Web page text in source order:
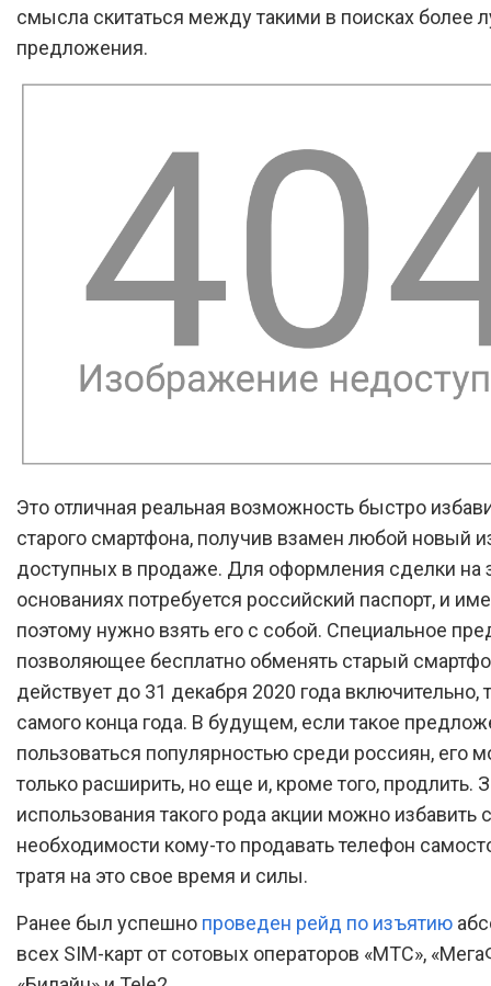
смысла скитаться между такими в поисках более
предложения.
Это отличная реальная возможность быстро
старого смартфона, получив взамен любой новый
доступных в продаже. Для оформления сделки на
основаниях потребуется российский паспорт, и
поэтому нужно взять его с собой. Специальное
позволяющее бесплатно обменять старый
действует до 31 декабря 2020 года включительно,
самого конца года. В будущем, если такое
пользоваться популярностью среди россиян, его
только расширить, но еще и, кроме того, продлить.
использования такого рода акции можно избавить
необходимости кому-то продавать телефон
тратя на это свое время и силы.
Ранее был успешно проведен рейд по изъятию
всех SIM-карт от сотовых операторов «МТС»,